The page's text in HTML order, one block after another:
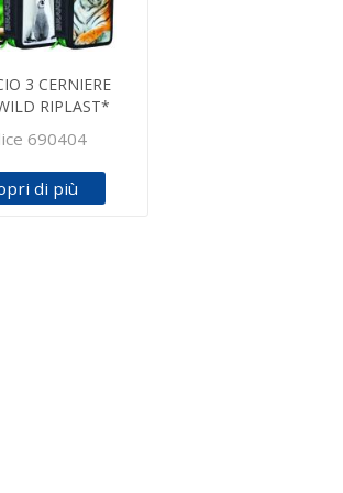
3 CERNIERE
RIPLAST*
690404
di più